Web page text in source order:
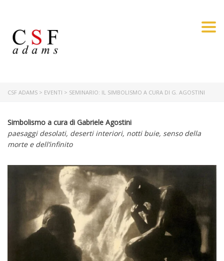
CSF ADAMS > EVENTI > SEMINARIO: IL SIMBOLISMO A CURA DI G. AGOSTINI
Simbolismo a cura di Gabriele Agostini
paesaggi desolati, deserti interiori, notti buie, senso della
morte e dell’infinito